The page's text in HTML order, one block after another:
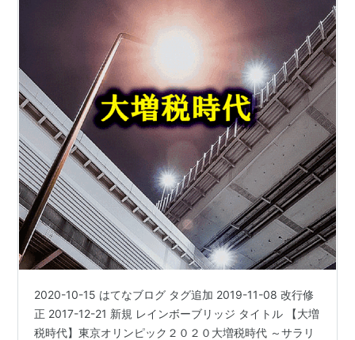
2020-10-15 はてなブログ タグ追加 2019-11-08 改行修
正 2017-12-21 新規 レインボーブリッジ タイトル 【大増
税時代】東京オリンピック２０２０大増税時代 ～サラリ